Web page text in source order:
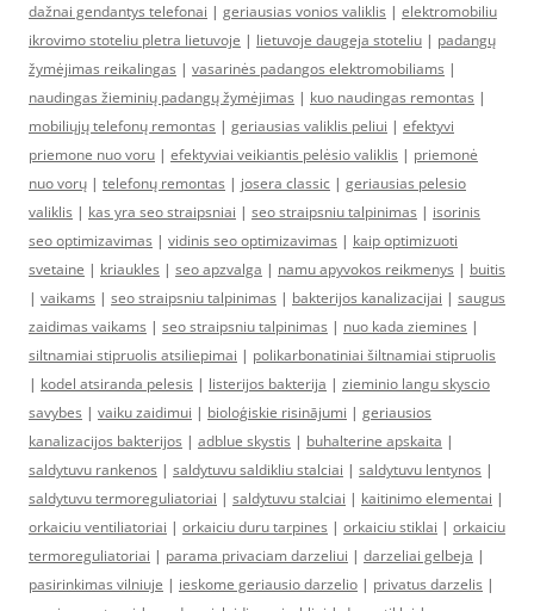
dažnai gendantys telefonai | geriausias vonios valiklis | elektromobiliu
ikrovimo stoteliu pletra lietuvoje | lietuvoje daugeja stoteliu | padangų
žymėjimas reikalingas | vasarinės padangos elektromobiliams |
naudingas žieminių padangų žymėjimas | kuo naudingas remontas |
mobiliųjų telefonų remontas | geriausias valiklis peliui | efektyvi
priemone nuo voru | efektyviai veikiantis pelėsio valiklis | priemonė
nuo vorų | telefonų remontas | josera classic | geriausias pelesio
valiklis | kas yra seo straipsniai | seo straipsniu talpinimas | isorinis
seo optimizavimas | vidinis seo optimizavimas | kaip optimizuoti
svetaine | kriaukles | seo apzvalga | namu apyvokos reikmenys | buitis
| vaikams | seo straipsniu talpinimas | bakterijos kanalizacijai | saugus
zaidimas vaikams | seo straipsniu talpinimas | nuo kada ziemines |
siltnamiai stipruolis atsiliepimai | polikarbonatiniai šiltnamiai stipruolis
| kodel atsiranda pelesis | listerijos bakterija | zieminio langu skyscio
savybes | vaiku zaidimui | bioloģiskie risinājumi | geriausios
kanalizacijos bakterijos | adblue skystis | buhalterine apskaita |
saldytuvu rankenos | saldytuvu saldikliu stalciai | saldytuvu lentynos |
saldytuvu termoreguliatoriai | saldytuvu stalciai | kaitinimo elementai |
orkaiciu ventiliatoriai | orkaiciu duru tarpines | orkaiciu stiklai | orkaiciu
termoreguliatoriai | parama privaciam darzeliui | darzeliai gelbeja |
pasirinkimas vilniuje | ieskome geriausio darzelio | privatus darzelis |